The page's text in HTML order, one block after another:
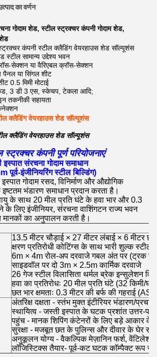
का वर्णन
गोदाम शेड,स्टील स्ट्रक्चर कंपनी गोदाम शेड,
कंपनी स्टील क्लैडिंग वेयरहाउस शेड सॉल्यूशंस
स्टील सामान्य उद्देश्य भवन
सेक्शन या वैरिएबल क्रॉस-सेक्शन
पैनल या सिंगल शीट
0.5 मिमी मोटाई
3 डी 3 एस, स्केचप, टेकला आदि;
तकनीकी सहायता
क्लैडिंग वेयरहाउस शेड सॉल्यूशंस
क्लैडिंग वेयरहाउस शेड सॉल्यूशंस
स्ट्रक्चर कंपनी पूर्ण परियोजनाएं
संरचना गोदाम समाधान
इंजीनियरिंग स्टील बिल्डिंग)
गोदाम रसद, विनिर्माण और औद्योगिक
भंडारण समाधान प्रदान करता है।
के साथ 20 मील प्रति घंटे के हवा भार और 0.3
के लिए इंजीनियर, संरचना वाशिंगटन राज्य भवन
मानकों का अनुपालन करती है।
13.5 मीटर चौड़ाई × 27 मीटर लंबाई × 6 मीटर
क्षरण प्रतिरोधी कोटिंग्स के साथ भारी शुल्क स्टील
6m × 4m रोल-अप दरवाजे गबल अंत पर (ट्रक
साइडवॉल पर दो 3m × 2.5m कार्मिक दरवाजे
26 गेज स्टील विलासिता थर्मल ब्रेक इन्सुलेशन
हवा का प्रतिरोधः 20 मील प्रति घंटे (32 किमी/
छत भार क्षमताः 0.3 मीटर की बर्फ की गहराई
अंतरिक्ष दक्षता - स्तंभ मुक्त इंटीरियर भंडारण/
स्थायित्व - जस्ती इस्पात के घटक प्रशांत उत्तर-
पहुंच - मानक शिपिंग कंटेनरों के लिए बड़े आकार के
सुरक्षा - मजबूत छत के पुलिन्स और दीवार के घेर
अनुकूलन योग्य - वैकल्पिक मेज़ानिन फर्श,
लॉजिस्टिक्स तैयार- पूर्व-कट घटक कॉम्पैक्ट रूप से